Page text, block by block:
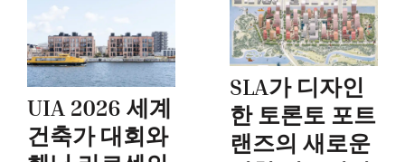
UIA 2026 세계
건축가 대회와
SLA가 디자인
한 토론토 포트
랜즈의 새로운